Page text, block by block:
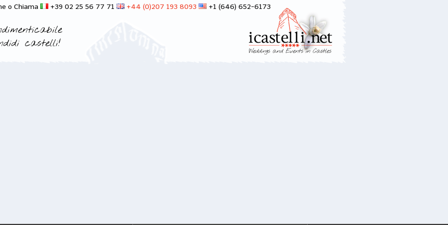
o Chiama +39 02 25 56 77 71 +44 (0)207 193 8093 +1 (646) 652-6173
castelli!